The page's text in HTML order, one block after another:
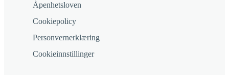
Åpenhetsloven
Cookiepolicy
Personvernerklæring
Cookieinnstillinger